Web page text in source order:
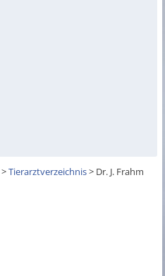
>Tierarztverzeichnis> Dr. J. Frahm